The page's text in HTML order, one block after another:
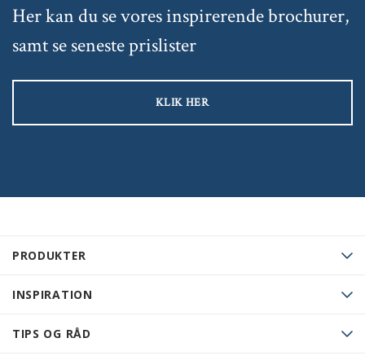
PRODUKTER
INSPIRATION
TIPS OG RÅD
Her kan du se vores inspirerende brochurer,
samt se seneste prislister
KLIK HER